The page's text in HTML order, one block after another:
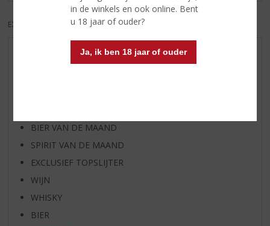
in de winkels en ook online. Bent
u 18 jaar of ouder?
Ja, ik ben 18 jaar of ouder
EXCL. BTW INCL. BTW
AANBIEDINGEN
BIER VAN DE MAAND
SPIRIT VAN DE MAAND
EXCLUSIEF TOPSLIJTER
WIJN
WHISKY
BIER